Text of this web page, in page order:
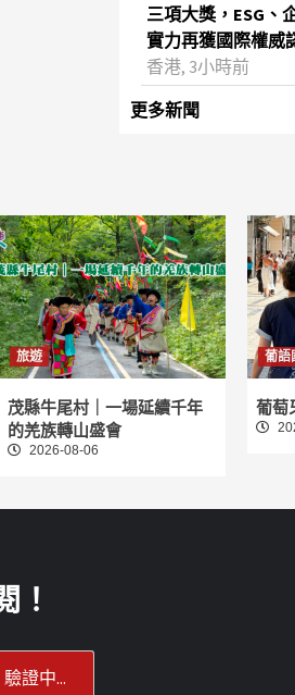
三項大獎，ESG、
實力再獲國際權威
香港, 3小時前
更多新聞
旅遊
茂縣牛尾村｜一場延續千年
的羌族轉山盛會
2026-08-06
葡語
葡萄
！